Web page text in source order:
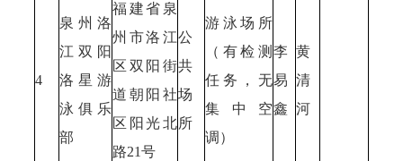
4
泉州洛
江双阳
洛星游
泳俱乐
部
福建省泉
州市洛江
区双阳街
道朝阳社
区阳光北
路21号
公
共
场
所
游泳场所
（有检测
任务，无
集中空
调）
李
易
鑫
黄
清
河